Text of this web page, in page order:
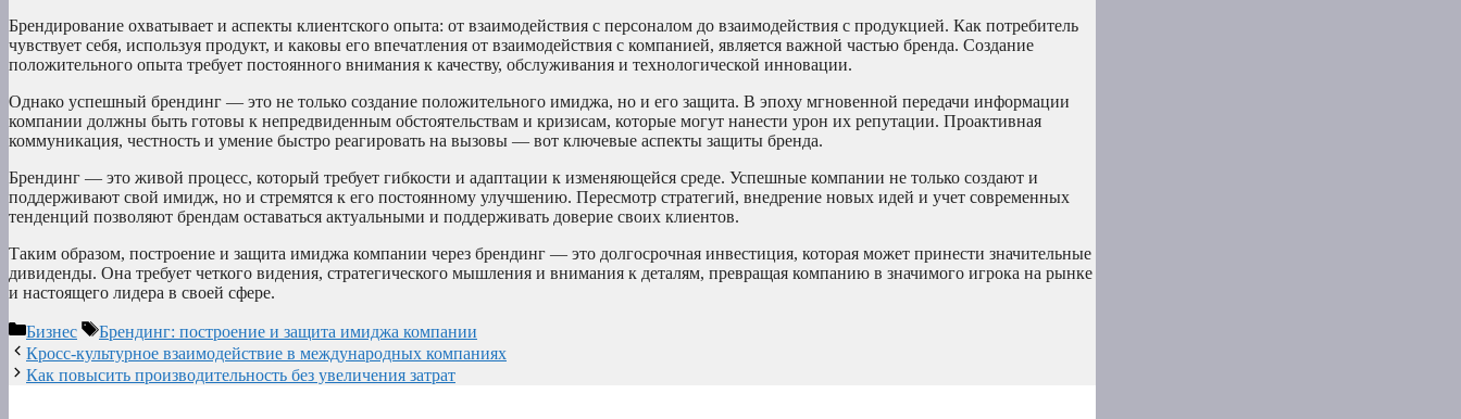
Брендирование охватывает и аспекты клиентского опыта: от взаимодействия с персоналом до взаимодействия с продукцией. Как потребитель
чувствует себя, используя продукт, и каковы его впечатления от взаимодействия с компанией, является важной частью бренда. Создание
положительного опыта требует постоянного внимания к качеству, обслуживания и технологической инновации.
Однако успешный брендинг — это не только создание положительного имиджа, но и его защита. В эпоху мгновенной передачи информации
компании должны быть готовы к непредвиденным обстоятельствам и кризисам, которые могут нанести урон их репутации. Проактивная
коммуникация, честность и умение быстро реагировать на вызовы — вот ключевые аспекты защиты бренда.
Брендинг — это живой процесс, который требует гибкости и адаптации к изменяющейся среде. Успешные компании не только создают и
поддерживают свой имидж, но и стремятся к его постоянному улучшению. Пересмотр стратегий, внедрение новых идей и учет современных
тенденций позволяют брендам оставаться актуальными и поддерживать доверие своих клиентов.
Таким образом, построение и защита имиджа компании через брендинг — это долгосрочная инвестиция, которая может принести значительные
дивиденды. Она требует четкого видения, стратегического мышления и внимания к деталям, превращая компанию в значимого игрока на рынке
и настоящего лидера в своей сфере.
Рубрики
Бизнес Метки
Брендинг: построение и защита имиджа компании
Кросс-культурное взаимодействие в международных компаниях
Как повысить производительность без увеличения затрат